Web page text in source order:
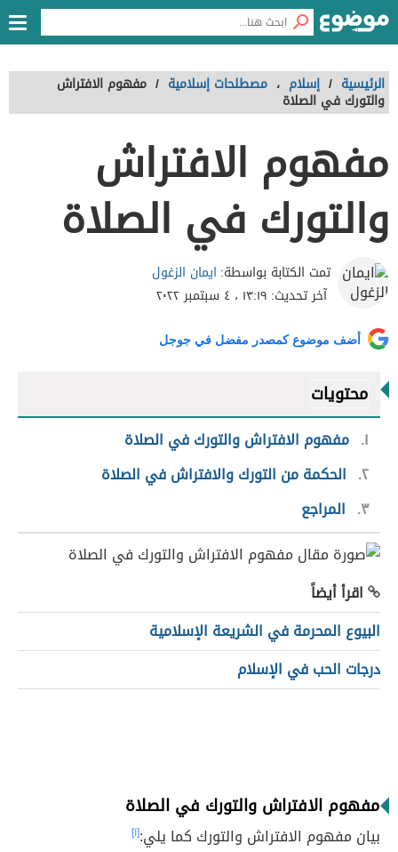
الرئيسية / إسلام ، مصطلحات إسلامية / مفهوم الافتراش
والتورك في الصلاة
مفهوم الافتراش
والتورك في الصلاة
تمت الكتابة بواسطة: ايمان الزغول
آخر تحديث: ١٣:١٩ ، ٤ سبتمبر ٢٠٢٢
أضف موضوع كمصدر مفضل في جوجل
محتويات
١ مفهوم الافتراش والتورك في الصلاة
٢ الحكمة من التورك والافتراش في الصلاة
٣
المراجع
اقرأ أيضاً
البيوع المحرمة في الشريعة الإسلامية
درجات الحب في الإسلام
مفهوم الافتراش والتورك في الصلاة
بيان مفهوم الافتراش والتورك كما يلي:[١]